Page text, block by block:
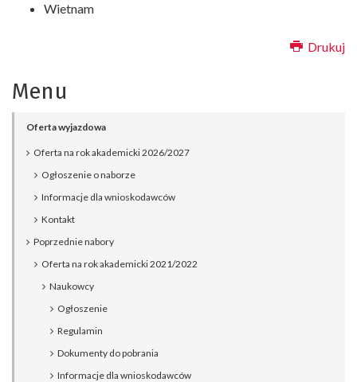
Wietnam
Drukuj
Menu
Oferta wyjazdowa
Oferta na rok akademicki 2026/2027
Ogłoszenie o naborze
Informacje dla wnioskodawców
Kontakt
Poprzednie nabory
Oferta na rok akademicki 2021/2022
Naukowcy
Ogłoszenie
Regulamin
Dokumenty do pobrania
Informacje dla wnioskodawców